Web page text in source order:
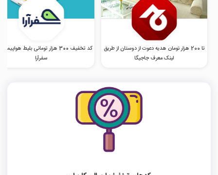
تا 200 هزار تومان هدیه دعوت از دوستان از طریق
لینک معرف جاجیگا
کد تخفیف 300 هزار تومانی بلیط
سفرآرا